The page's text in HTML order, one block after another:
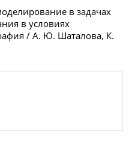
в задачах
в условиях
/ А. Ю. Шаталова, К.